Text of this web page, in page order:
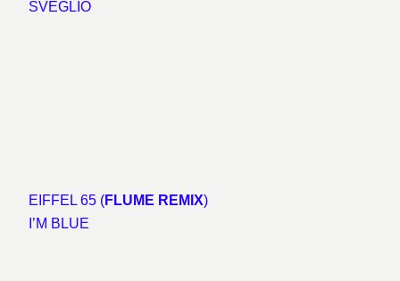
SVEGLIO
EIFFEL 65 (FLUME REMIX)
I’M BLUE